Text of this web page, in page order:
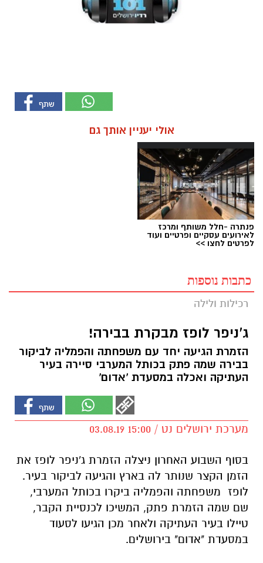
אולי יעניין אותך גם
פנתרה -חלל משותף ומרכז
לאירועים עסקיים ופרטיים ועוד
לפרטים לחצו >>
כתבות נוספות
רכילות ולילה
ג'ניפר לופז מבקרת בבירה!
הזמרת הגיעה יחד עם משפחתה והפמליה לביקור
בבירה שמה פתק בכותל המערבי סיירה בעיר
העתיקה ואכלה במסעדת 'אדום'
מערכת ירושלים נט / 15:00 03.08.19
בסוף השבוע האחרון ניצלה הזמרת ג'ניפר לופז את
הזמן הקצר שנותר לה בארץ והגיעה לביקור בעיר.
לופז משפחתה והפמליה ביקרו בכותל המערבי,
שם שמה הזמרת פתק, המשיכו לכנסיית הקבר,
טיילו בעיר העתיקה ולאחר מכן הגיעו לסעוד
במסעדת "אדום" בירושלים.